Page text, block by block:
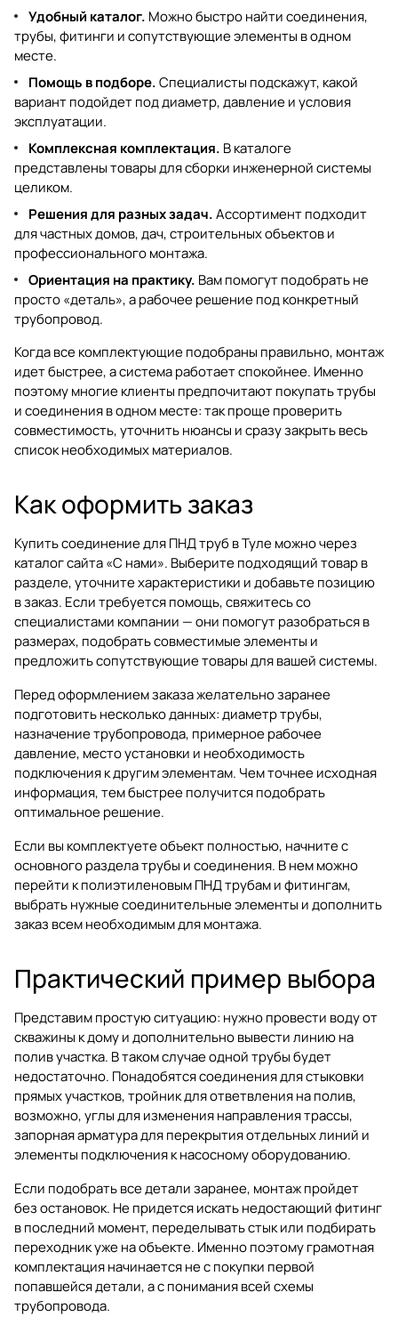
Удобный каталог. Можно быстро найти соединения,
трубы, фитинги и сопутствующие элементы в одном
месте.
Помощь в подборе.Специалисты подскажут, какой
вариант подойдет под диаметр, давление и условия
эксплуатации.
Комплексная комплектация. В каталоге
представлены товары для сборки инженерной системы
целиком.
Решения для разных задач.Ассортимент подходит
для частных домов, дач, строительных объектов и
профессионального монтажа.
Ориентация на практику. Вам помогут подобрать не
просто «деталь», а рабочее решение под конкретный
трубопровод.
Когда все комплектующие подобраны правильно, монтаж
идет быстрее, а система работает спокойнее. Именно
поэтому многие клиенты предпочитают покупать трубы
и соединения в одном месте: так проще проверить
совместимость, уточнить нюансы и сразу закрыть весь
список необходимых материалов.
Как оформить заказ
Купить соединение для ПНД труб в Туле можно через
каталог сайта «С нами». Выберите подходящий товар в
разделе, уточните характеристики и добавьте позицию
в заказ. Если требуется помощь, свяжитесь со
специалистами компании — они помогут разобраться в
размерах, подобрать совместимые элементы и
предложить сопутствующие товары для вашей системы.
Перед оформлением заказа желательно заранее
подготовить несколько данных: диаметр трубы,
назначение трубопровода, примерное рабочее
давление, место установки и необходимость
подключения к другим элементам. Чем точнее исходная
информация, тем быстрее получится подобрать
оптимальное решение.
Если вы комплектуете объект полностью, начните с
основного разделатрубы и соединения. В нем можно
перейти кполиэтиленовым ПНД трубам и фитингам,
выбрать нужные соединительные элементы и дополнить
заказ всем необходимым для монтажа.
Практический пример выбора
Представим простую ситуацию: нужно провести воду от
скважины к дому и дополнительно вывести линию на
полив участка. В таком случае одной трубы будет
недостаточно. Понадобятся соединения для стыковки
прямых участков, тройник для ответвления на полив,
возможно, углы для изменения направления трассы,
запорная арматура для перекрытия отдельных линий и
элементы подключения к насосному оборудованию.
Если подобрать все детали заранее, монтаж пройдет
без остановок. Не придется искать недостающий фитинг
в последний момент, переделывать стык или подбирать
переходник уже на объекте. Именно поэтому грамотная
комплектация начинается не с покупки первой
попавшейся детали, а с понимания всей схемы
трубопровода.